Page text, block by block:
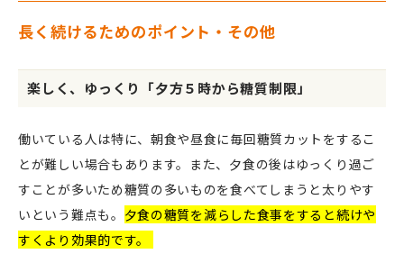
長く続けるためのポイント・その他
楽しく、ゆっくり「夕方５時から糖質制限」
働いている人は特に、朝食や昼食に毎回糖質カットをするこ
とが難しい場合もあります。また、夕食の後はゆっくり過ご
すことが多いため糖質の多いものを食べてしまうと太りやす
いという難点も。 夕食の糖質を減らした食事をすると続けや
すくより効果的です。